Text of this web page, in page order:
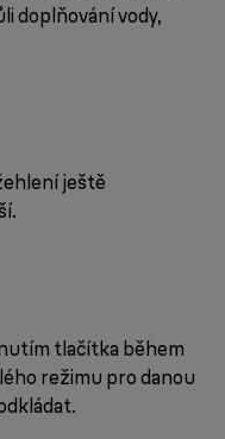
doplňování vody,
ještě
tlačítka během
režimu pro danou